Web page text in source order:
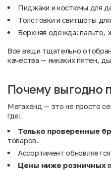
Пиджаки и костюмы для
Толстовки и свитшоты
Верхняя одежда: пальто,
Все вещи тщательно
качества — никаких пятен,
Почему выгодно
Мегахенд — это не просто
где:
Только проверенные
товаров.
Ассортимент
Цены ниже розничных